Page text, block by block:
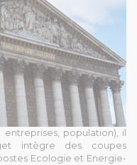
population), il
intègre des coupes
Ecologie et Energie-